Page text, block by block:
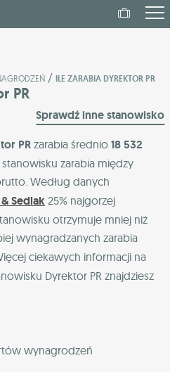
/ ILE ZARABIA DYREKTOR PR
PR
Sprawdź inne stanowisko
PRzarabia średnio 18 532
zarabia między
Według danych
Sedlak25% najgorzej
otrzymuje mniej niż
wynagradzanych zarabia
ciekawych informacji na
Dyrektor PR znajdziesz
wynagrodzeń